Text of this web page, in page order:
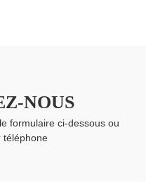
NOUS
formulaire ci-dessous ou
téléphone